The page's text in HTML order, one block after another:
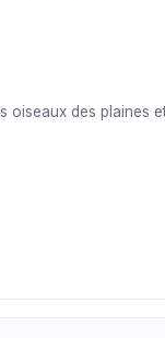
des plaines